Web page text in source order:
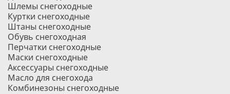
Шлемы снегоходные
Куртки снегоходные
Штаны снегоходные
Обувь снегоходная
Перчатки снегоходные
Маски снегоходные
Аксессуары снегоходные
Масло для снегохода
Комбинезоны снегоходные